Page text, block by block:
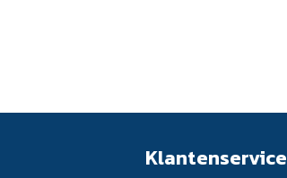
Klantenservice